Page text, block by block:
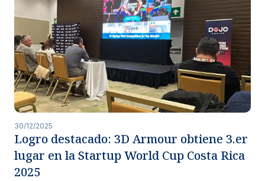
30/12/2025
Logro destacado: 3D Armour obtiene 3.er
lugar en la Startup World Cup Costa Rica
2025